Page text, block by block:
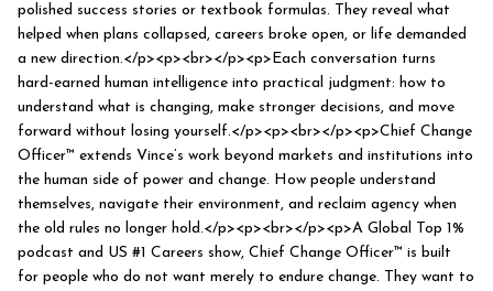
polished success stories or textbook formulas. They reveal what
helped when plans collapsed, careers broke open, or life demanded
a new direction.</p><p><br></p><p>Each conversation turns
hard-earned human intelligence into practical judgment: how to
understand what is changing, make stronger decisions, and move
forward without losing yourself.</p><p><br></p><p>Chief Change
Officer™ extends Vince’s work beyond markets and institutions into
the human side of power and change. How people understand
themselves, navigate their environment, and reclaim agency when
the old rules no longer hold.</p><p><br></p><p>A Global Top 1%
podcast and US #1 Careers show, Chief Change Officer™ is built
for people who do not want merely to endure change. They want to